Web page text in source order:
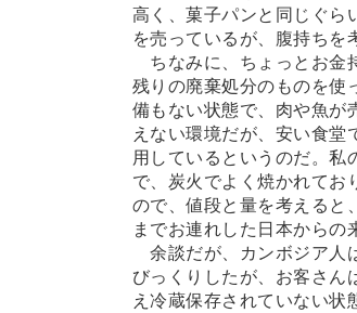
高く、菓子パンと同じぐら
を売っているが、腹持ちを
ちなみに、ちょっとお金
残りの廃棄処分のものを使
備もない状態で、肉や魚が
えない環境だが、安い食堂
用しているというのだ。私
で、炭火でよく焼かれてお
ので、値段と量を考えると
までお連れした日本からの
余談だが、カンボジア人
びっくりしたが、お客さん
え冷蔵保存されていない状